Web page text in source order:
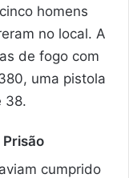
homens
no local. A
de fogo com
uma pistola
38.
cumprido